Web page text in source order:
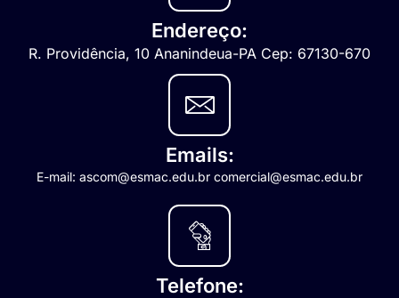
Endereço:
R. Providência, 10 Ananindeua-PA Cep: 67130-670
Emails:
E-mail: ascom@esmac.edu.br comercial@esmac.edu.br
Telefone: